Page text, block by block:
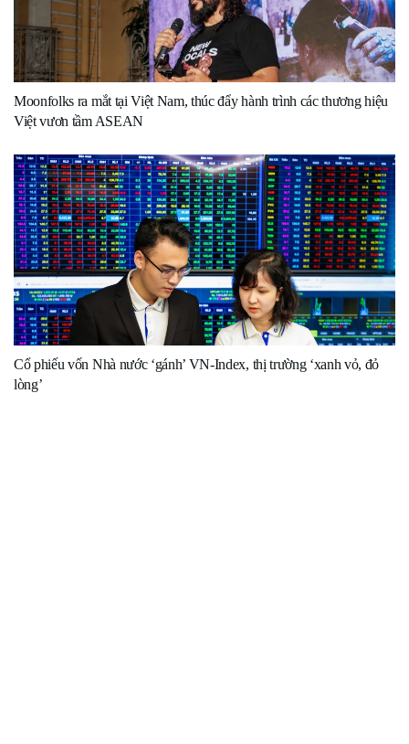
Moonfolks ra mắt tại Việt Nam, thúc đẩy hành trình các thương hiệu
Việt vươn tầm ASEAN
Cổ phiếu vốn Nhà nước ‘gánh’ VN-Index, thị trường ‘xanh vỏ, đỏ
lòng’